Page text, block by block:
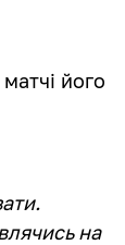
його
на